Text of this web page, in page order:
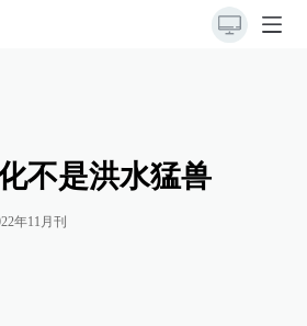
不是洪水猛兽
年11月刊